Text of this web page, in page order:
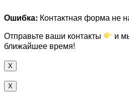
Ошибка: Контактная форма не
Отправьте ваши контакты
и
ближайшее время!
X
X